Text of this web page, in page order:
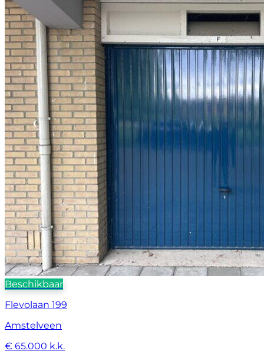
Beschikbaar
Flevolaan 199
Amstelveen
€ 65.000 k.k.